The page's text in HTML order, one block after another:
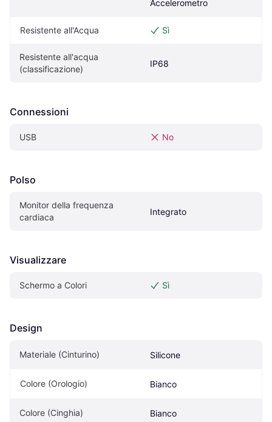
Accelerometro
Resistente all'Acqua Sì
Resistente all'acqua
(classificazione)
IP68
Connessioni
USB No
Polso
Monitor della frequenza
cardiaca
Integrato
Visualizzare
Schermo a Colori Sì
Design
Materiale (Cinturino) Silicone
Colore (Orologio) Bianco
Colore (Cinghia) Bianco